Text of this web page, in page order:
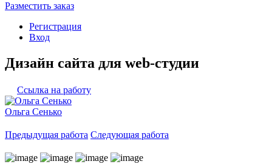
Разместить заказ
Регистрация
Вход
Дизайн сайта для web-студии
Ссылка на работу
Ольга Сенько
Предыдущая работа Следующая работа